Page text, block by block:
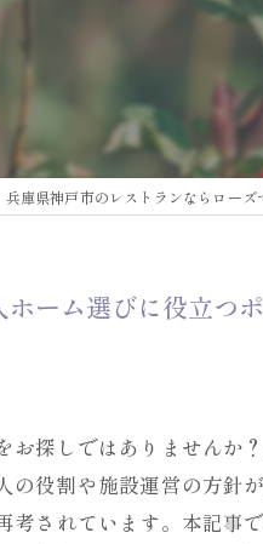
兵庫県神戸市のレストランならロー
ーム選びに役立つ
探しではありません
役割や施設運営の方
されています。本記